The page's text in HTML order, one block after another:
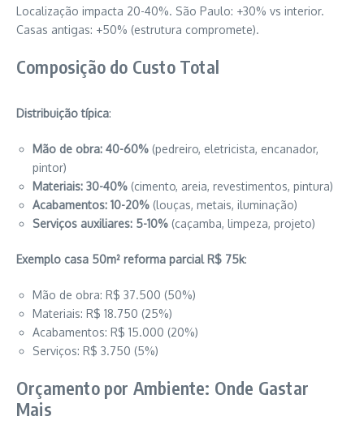
Localização impacta 20-40%. São Paulo: +30% vs interior.
Casas antigas: +50% (estrutura compromete).
Composição do Custo Total
Distribuição típica:
Mão de obra: 40-60% (pedreiro, eletricista, encanador,
pintor)
Materiais: 30-40% (cimento, areia, revestimentos, pintura)
Acabamentos: 10-20% (louças, metais, iluminação)
Serviços auxiliares: 5-10% (caçamba, limpeza, projeto)
Exemplo casa 50m² reforma parcial R$ 75k:
Mão de obra: R$ 37.500 (50%)
Materiais: R$ 18.750 (25%)
Acabamentos: R$ 15.000 (20%)
Serviços: R$ 3.750 (5%)
Orçamento por Ambiente: Onde Gastar
Mais